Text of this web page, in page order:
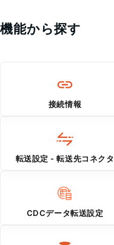
機能から探す
接続情報
転送設定 - 転送先コネクタ
CDCデータ転送設定